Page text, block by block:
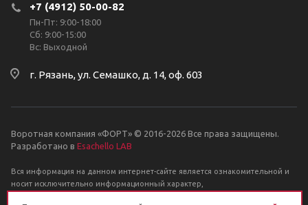
+7 (4912) 50-00-82
Пн-Пт: 9:00-18:00
Сб: 9:00-15:00
Вс: Выходной
г. Рязань, ул. Семашко, д. 14, оф. 603
Воротная компания «ФОРТ» © 2016-2026 Все права защищены.
Разработано в Esachello LAB
Вся информация на данном интернет-сайте является ознакомительной и
носит исключительно информационный характер,